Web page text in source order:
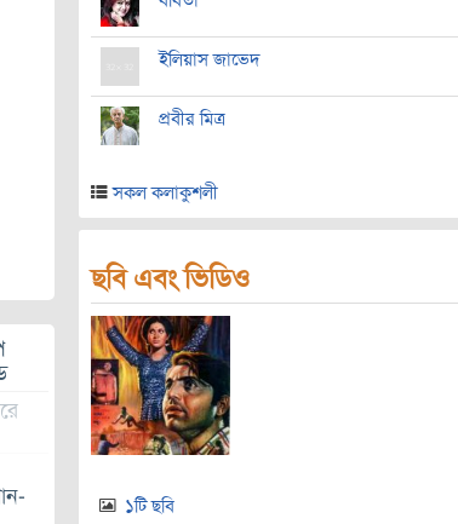
ইলিয়াস জাভেদ
প্রবীর মিত্র
সকল কলাকুশলী
ছবি এবং ভিডিও
১টি ছবি